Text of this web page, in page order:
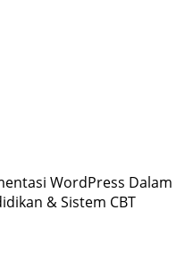
WordPress Dalam
& Sistem CBT